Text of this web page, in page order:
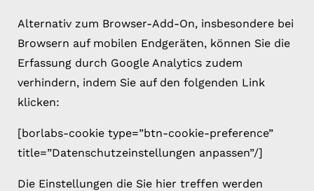
Alternativ zum Browser-Add-On, insbesondere bei
Browsern auf mobilen Endgeräten, können Sie die
Erfassung durch Google Analytics zudem
verhindern, indem Sie auf den folgenden Link
klicken:
[borlabs-cookie type=”btn-cookie-preference”
title=”Datenschutzeinstellungen anpassen”/]
Die Einstellungen die Sie hier treffen werden